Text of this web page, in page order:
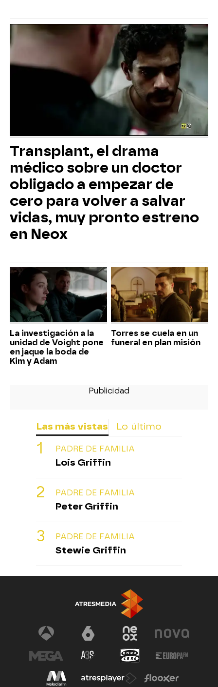
Transplant, el drama
médico sobre un doctor
obligado a empezar de
cero para volver a salvar
vidas, muy pronto estreno
en Neox
La investigación a la
unidad de Voight pone
en jaque la boda de
Kim y Adam
Torres se cuela en un
funeral en plan misión
Las más vistas Lo último
PADRE DE FAMILIA
Lois Griffin
PADRE DE FAMILIA
Peter Griffin
PADRE DE FAMILIA
Stewie Griffin